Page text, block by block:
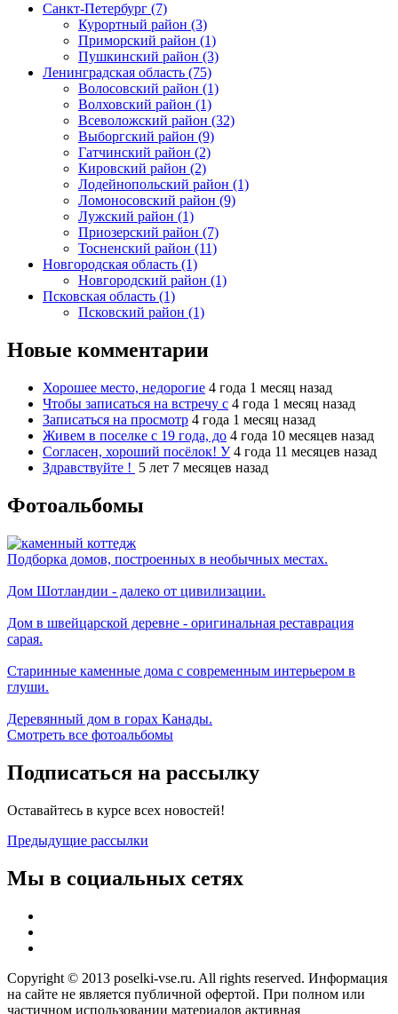
Санкт-Петербург (7)
Курортный район (3)
Приморский район (1)
Пушкинский район (3)
Ленинградская область (75)
Волосовский район (1)
Волховский район (1)
Всеволожский район (32)
Выборгский район (9)
Гатчинский район (2)
Кировский район (2)
Лодейнопольский район (1)
Ломоносовский район (9)
Лужский район (1)
Приозерский район (7)
Тосненский район (11)
Новгородская область (1)
Новгородский район (1)
Псковская область (1)
Псковский район (1)
Новые комментарии
Хорошее место, недорогие 4 года 1 месяц назад
Чтобы записаться на встречу с 4 года 1 месяц назад
Записаться на просмотр 4 года 1 месяц назад
Живем в поселке с 19 года, до 4 года 10 месяцев назад
Согласен, хороший посёлок! У 4 года 11 месяцев назад
Здравствуйте ! 5 лет 7 месяцев назад
Фотоальбомы
Подборка домов, построенных в необычных местах.
Дом Шотландии - далеко от цивилизации.
Дом в швейцарской деревне - оригинальная реставрация
сарая.
Старинные каменные дома с современным интерьером в
глуши.
Деревянный дом в горах Канады.
Смотреть все фотоальбомы
Подписаться на рассылку
Оставайтесь в курсе всех новостей!
Предыдущие рассылки
Мы в социальных сетях
Copyright © 2013 poselki-vse.ru. All rights reserved. Информация
на сайте не является публичной офертой. При полном или
частичном использовании материалов активная